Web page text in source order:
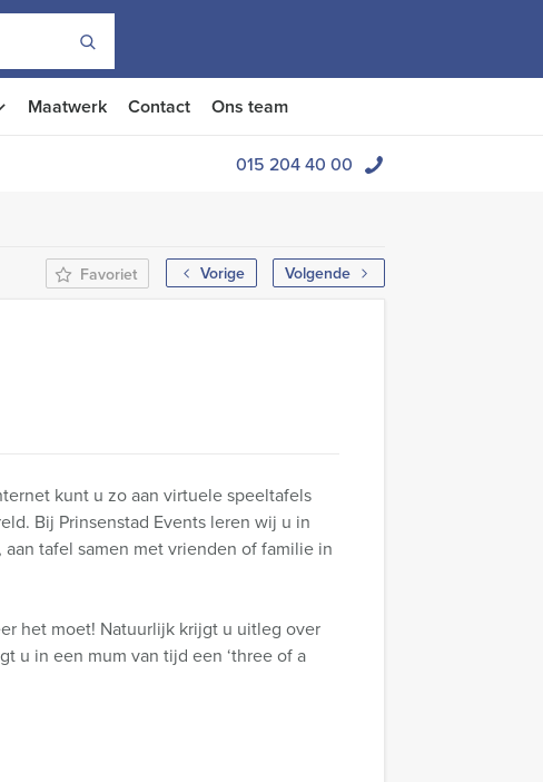
Maatwerk Contact Ons team
015 204 40 00
Vorige Volgende
Favoriet
kunt u zo aan virtuele speeltafels
Bij Prinsenstad Events leren wij u in
tafel samen met vrienden of familie in
het moet! Natuurlijk krijgt u uitleg over
u in een mum van tijd een ‘three of a